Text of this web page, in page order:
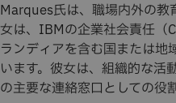
Marques氏は、職場内外の教
女は、IBMの企業社会責任（
ランディアを含む国または地
います。彼女は、組織的な活
の主要な連絡窓口としての役